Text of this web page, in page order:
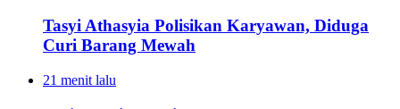
Tasyi Athasyia Polisikan Karyawan, Diduga
Curi Barang Mewah
21 menit lalu